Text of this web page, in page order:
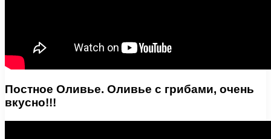
Постное Оливье. Оливье с грибами, очень
вкусно!!!